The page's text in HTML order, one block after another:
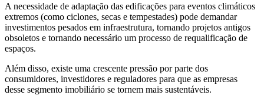
A necessidade de adaptação das edificações para eventos climáticos
extremos (como ciclones, secas e tempestades) pode demandar
investimentos pesados em infraestrutura, tornando projetos antigos
obsoletos e tornando necessário um processo de requalificação de
espaços.
Além disso, existe uma crescente pressão por parte dos
consumidores, investidores e reguladores para que as empresas
desse segmento imobiliário se tornem mais sustentáveis.